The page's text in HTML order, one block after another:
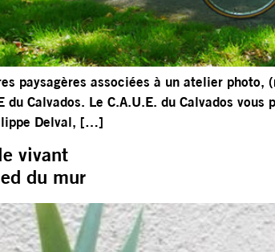
paysagères associées à un atelier photo,
du Calvados. Le C.A.U.E. du Calvados
Delval, […]
vivant
du mur